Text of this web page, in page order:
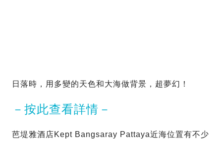
日落時，用多變的天色和大海做背景，超夢幻！
－按此查看詳情－
芭堤雅酒店Kept Bangsaray Pattaya近海位置有不少